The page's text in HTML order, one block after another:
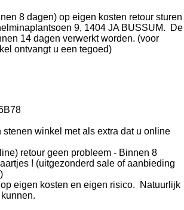
8 dagen) op eigen kosten retour sturen
9, 1404 JA BUSSUM. De
14 dagen verwerkt worden. (voor
ontvangt u een tegoed)
stenen winkel met als extra dat u online
retour geen probleem - Binnen 8
! (uitgezonderd sale of aanbieding
eigen kosten en eigen risico. Natuurlijk